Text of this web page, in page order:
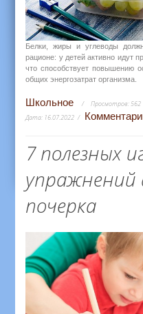
Белки, жиры и углеводы
рационе: у детей активно идут
что способствует повышению
общих энергозатрат организма.
Школьное Просмотров:562
Дата: 16.07.2022
7 полезных
упражнений
почерка